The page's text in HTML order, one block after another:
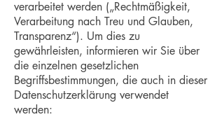
verarbeitet werden („Rechtmäßigkeit,
Verarbeitung nach Treu und Glauben,
Transparenz“). Um dies zu
gewährleisten, informieren wir Sie über
die einzelnen gesetzlichen
Begriffsbestimmungen, die auch in dieser
Datenschutzerklärung verwendet
werden: